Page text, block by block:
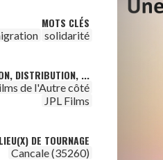
MOTS CLÉS
solidarité
DISTRIBUTION, ...
de l'Autre côté
JPL Films
LIEU(X) DE TOURNAGE
Cancale (35260)